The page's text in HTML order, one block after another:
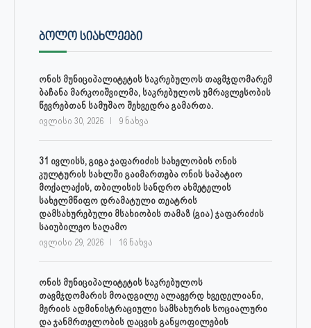
ᲑᲝᲚᲝ ᲡᲘᲐᲮᲚᲔᲔᲑᲘ
ონის მუნიციპალიტეტის საკრებულოს თავმჯდომარემ
ბაჩანა მარკოიშვილმა, საკრებულოს უმრავლესობის
წევრებთან სამუშაო შეხვედრა გამართა.
ივლისი 30, 2026 9 ნახვა
31 ივლისს, გიგა ჯაფარიძის სახელობის ონის
კულტურის სახლში გაიმართება ონის საპატიო
მოქალაქის, თბილისის სანდრო ახმეტელის
სახელმწიფო დრამატული თეატრის
დამსახურებული მსახიობის თამაზ (გია) ჯაფარიძის
საიუბილეო საღამო
ივლისი 29, 2026 16 ნახვა
ონის მუნიციპალიტეტის საკრებულოს
თავმჯდომარის მოადგილე ალავერდ ხვედელიანი,
მერიის ადმინისტრაციული სამსახურის სოციალური
და ჯანმრთელობის დაცვის განყოფილების